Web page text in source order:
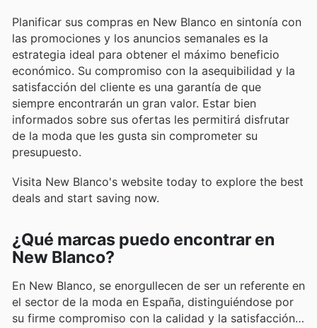
Planificar sus compras en New Blanco en sintonía con
las promociones y los anuncios semanales es la
estrategia ideal para obtener el máximo beneficio
económico. Su compromiso con la asequibilidad y la
satisfacción del cliente es una garantía de que
siempre encontrarán un gran valor. Estar bien
informados sobre sus ofertas les permitirá disfrutar
de la moda que les gusta sin comprometer su
presupuesto.
Visita New Blanco's website today to explore the best
deals and start saving now.
¿Qué marcas puedo encontrar en
New Blanco?
En New Blanco, se enorgullecen de ser un referente en
el sector de la moda en España, distinguiéndose por
su firme compromiso con la calidad y la satisfacción